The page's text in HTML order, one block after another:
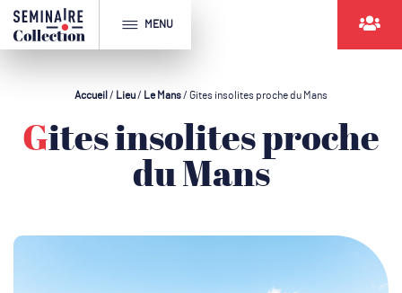
MENU
Accueil / Lieu/ Le Mans/ Gites insolites proche du Mans
Gites insolites proche
du Mans